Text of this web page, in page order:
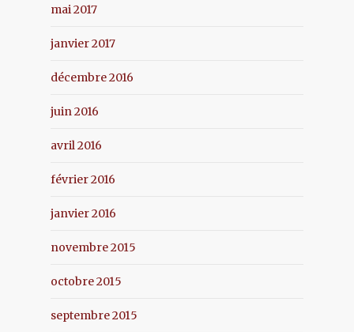
mai 2017
janvier 2017
décembre 2016
juin 2016
avril 2016
février 2016
janvier 2016
novembre 2015
octobre 2015
septembre 2015